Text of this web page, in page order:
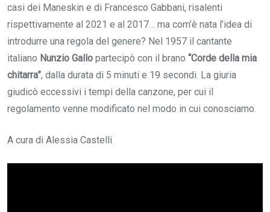
casi dei Maneskin e di Francesco Gabbani, risalenti
rispettivamente al 2021 e al 2017… ma com’è nata l’idea di
introdurre una regola del genere? Nel 1957 il cantante
italiano Nunzio Gallo partecipò con il brano “Corde della mia
chitarra”, dalla durata di 5 minuti e 19 secondi. La giuria
giudicò eccessivi i tempi della canzone, per cui il
regolamento venne modificato nel modo in cui conosciamo.
A cura di Alessia Castelli